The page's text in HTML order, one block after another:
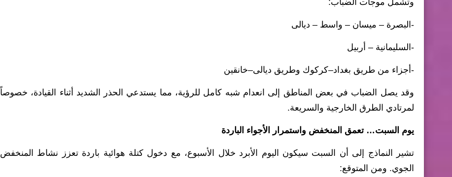
وتشمل موجات الضباب:
-البصرة – ميسان – واسط – ديالى
-السليمانية – أربيل
-أجزاء من طريق بغداد–كركوك وطريق ديالى–خانقين
وقد يصل الضباب في بعض المناطق إلى انعدام شبه كامل للرؤية، مما يستدعي الحذر الشديد أثناء القيادة، خصوصاً
لمرتادي الطرق الخارجية والسريعة.
يوم السبت… تعمق المنخفض واستمرار الأجواء الباردة
تشير النماذج إلى أن السبت سيكون اليوم الأبرد خلال الأسبوع، مع دخول كتلة هوائية باردة تعزز نشاط المنخفض
الجوي. ومن المتوقع: